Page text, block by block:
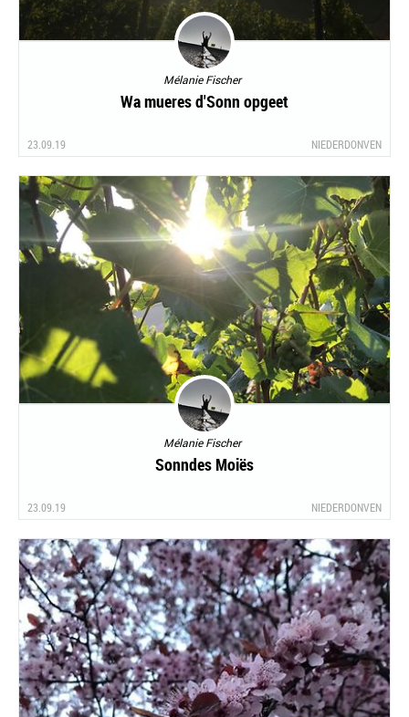
Mélanie Fischer
Wa mueres d'Sonn opgeet
23.09.19 NIEDERDONVEN
Mélanie Fischer
Sonndes Moiës
23.09.19 NIEDERDONVEN